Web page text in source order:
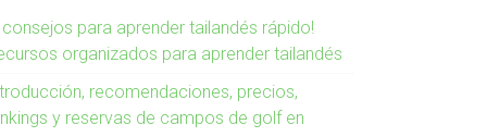
consejos para aprender tailandés rápido!
organizados para aprender tailandés
recomendaciones, precios,
y reservas de campos de golf en